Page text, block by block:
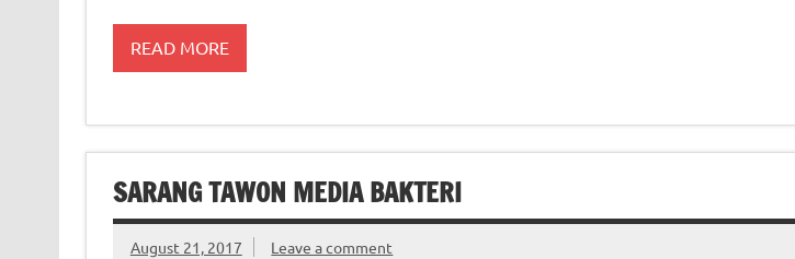
READ MORE
SARANG TAWON MEDIA BAKTERI
August 21, 2017 Leave a comment